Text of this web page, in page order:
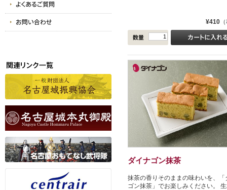
¥410
ダイナゴン抹茶
抹茶の香りそのままの味わいを、「
ゴン抹茶」でお楽しみください。